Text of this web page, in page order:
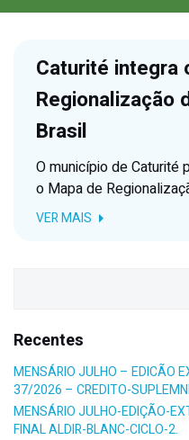
Caturité integra
Regionalização
Brasil
O município de Caturité
o Mapa de
VER MAIS
Recentes
MENSÁRIO JULHO – EDICÃO
37/2026 – CREDITO-
MENSÁRIO JULHO-EDIÇÃO-
FINAL ALDIR-BLANC-CICLO-2.